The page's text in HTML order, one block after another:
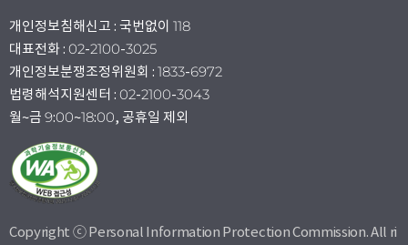
개인정보침해신고 : 국번없이 118
대표전화 : 02-2100-3025
개인정보분쟁조정위원회 : 1833-6972
법령해석지원센터 : 02-2100-3043
월~금 9:00~18:00, 공휴일 제외
Copyright ⓒ Personal Information Protection Commission. All ri